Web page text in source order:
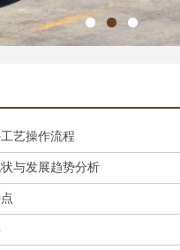
艺操作流程
与发展趋势分析